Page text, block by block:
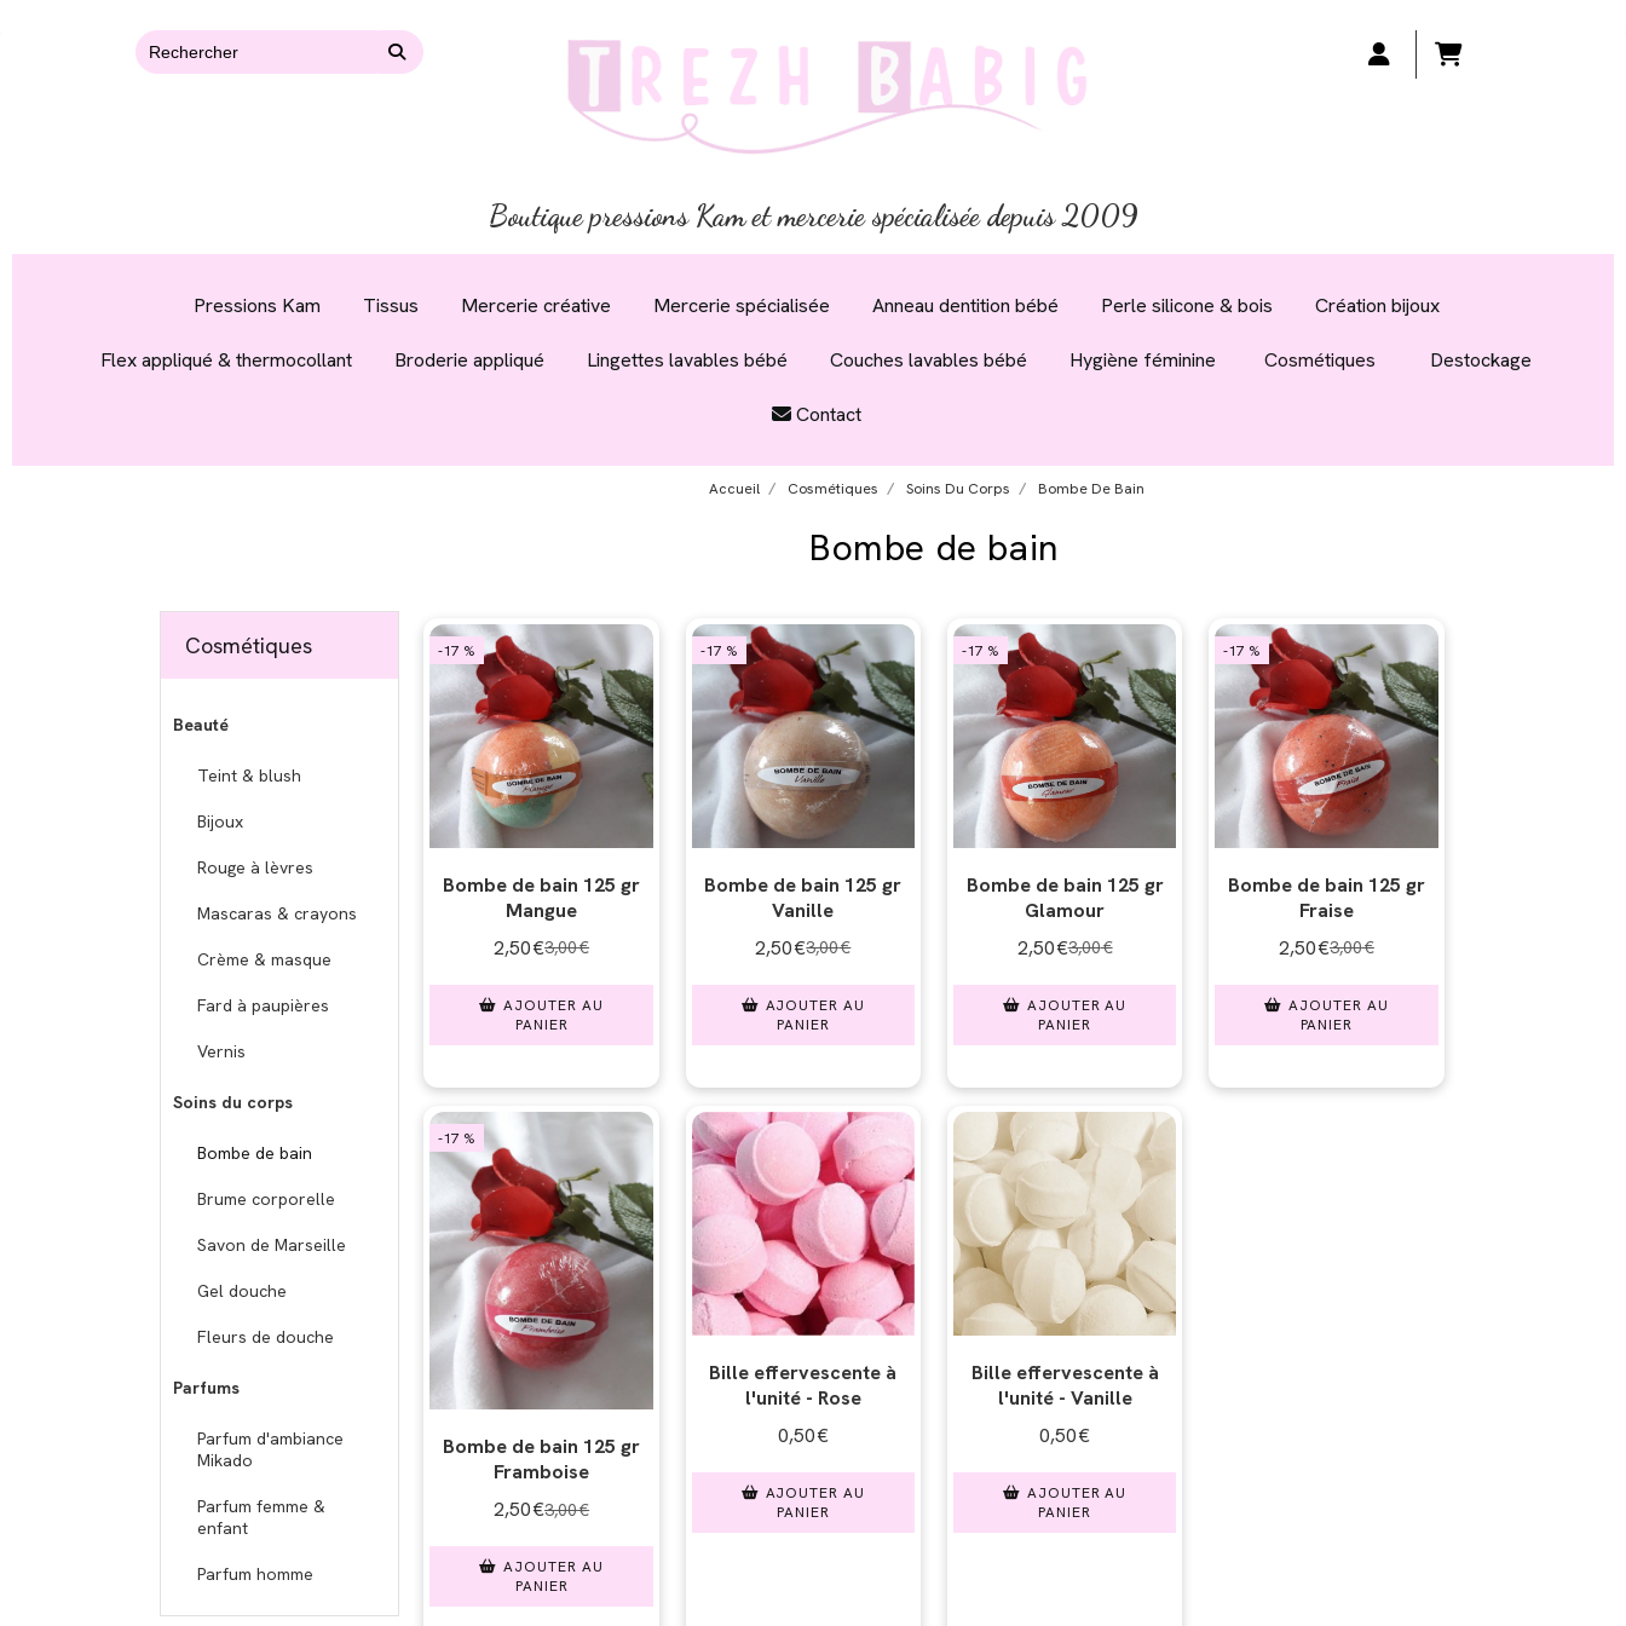
Boutique pressions Kam et mercerie spécialisée depuis 2009
Pressions Kam Tissus Mercerie créative Mercerie spécialisée Anneau dentition bébé Perle silicone & bois Création bijoux
Flex appliqué & thermocollant Broderie appliqué Lingettes lavables bébé Couches lavables bébé Hygiène féminine Cosmétiques Destockage
Contact
Cosmétiques
Beauté
Teint & blush
Bijoux
Rouge à lèvres
Mascaras & crayons
Crème & masque
Fard à paupières
Vernis
Soins du corps
Bombe de bain
Brume corporelle
Savon de Marseille
Gel douche
Fleurs de douche
Parfums
Parfum d'ambiance
Mikado
Parfum femme &
enfant
Parfum homme
Accueil Cosmétiques Soins Du Corps Bombe De Bain
Bombe de bain
-17 %
Bombe de bain 125 gr
Mangue
2,50€3,00€
AJOUTER AU
PANIER
-17 %
Bombe de bain 125 gr
Vanille
2,50€3,00€
AJOUTER AU
PANIER
-17 %
Bombe de bain 125 gr
Glamour
2,50€3,00€
AJOUTER AU
PANIER
-17 %
Bombe de bain 125 gr
Fraise
2,50€3,00€
AJOUTER AU
PANIER
-17 %
Bombe de bain 125 gr
Framboise
2,50€3,00€
AJOUTER AU
PANIER
Bille effervescente à
l'unité - Rose
0,50€
AJOUTER AU
PANIER
Bille effervescente à
l'unité - Vanille
0,50€
AJOUTER AU
PANIER